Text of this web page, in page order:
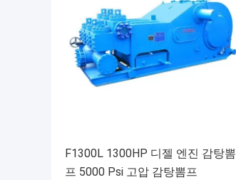
F1300L 1300HP 디젤 엔진 감탕뽐
프 5000 Psi 고압 감탕뽐프